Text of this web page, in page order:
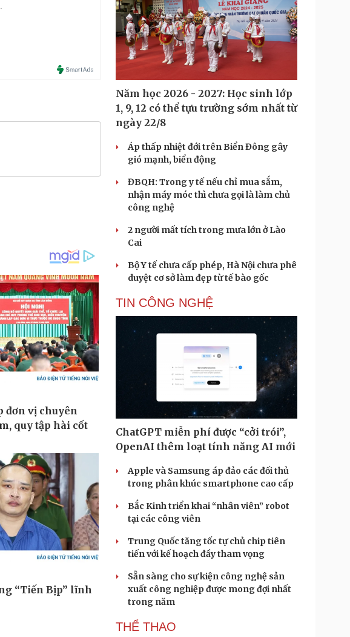
Năm học 2026 - 2027: Học sinh lớp
1, 9, 12 có thể tựu trường sớm nhất từ
ngày 22/8
Áp thấp nhiệt đới trên Biển Đông gây
gió mạnh, biển động
ĐBQH: Trong y tế nếu chỉ mua sắm,
nhận máy móc thì chưa gọi là làm chủ
công nghệ
2 người mất tích trong mưa lớn ở Lào
Cai
Bộ Y tế chưa cấp phép, Hà Nội chưa phê
duyệt cơ sở làm đẹp từ tế bào gốc
TIN CÔNG NGHỆ
ChatGPT miễn phí được “cởi trói”,
OpenAI thêm loạt tính năng AI mới
Apple và Samsung áp đảo các đối thủ
trong phân khúc smartphone cao cấp
Bắc Kinh triển khai “nhân viên” robot
tại các công viên
Trung Quốc tăng tốc tự chủ chip tiên
tiến với kế hoạch đầy tham vọng
Sẵn sàng cho sự kiện công nghệ sản
xuất công nghiệp được mong đợi nhất
trong năm
THỂ THAO